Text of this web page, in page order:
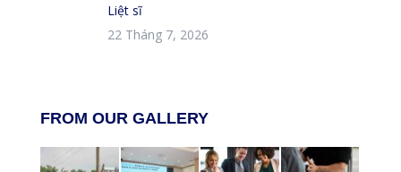
Liệt sĩ
22 Tháng 7, 2026
FROM OUR GALLERY